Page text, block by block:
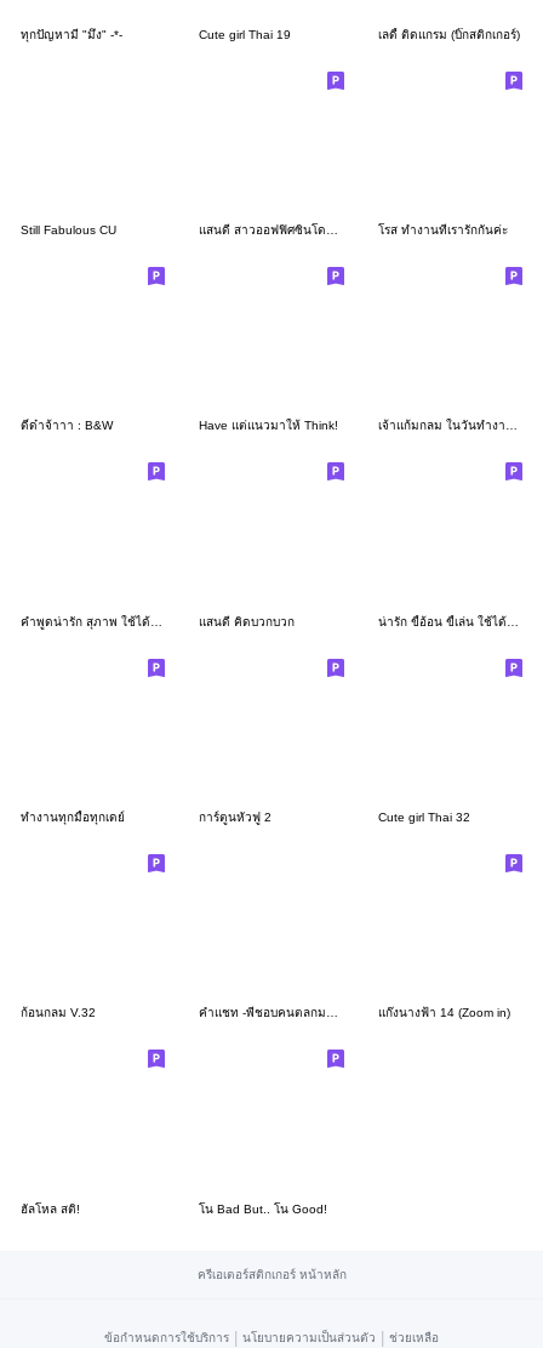
ทุกปัญหามี "มึง" -*- Cute girl Thai 19 เลดี้ ติดแกรม (บิ๊กสติกเกอร์)
Still Fabulous CU โรส ทำงานที่เรารักกันค่ะ
ดี๋ด๋าจ้าาา : B&W Have แต่แนวมาให้ Think! เจ้าแก้มกลม ในวันทำงาน (ชุด 5)
แสนดี คิดบวกบวก น่ารัก ขี้อ้อน ขี้เล่น ใช้ได้ทุกวัน
ทำงานทุกมื้อทุกเดย์ การ์ตูนหัวฟู 2 Cute girl Thai 32
ก้อนกลม V.32 คำแชท -พี่ชอบคนตลกมะ (มินิ) แก๊งนางฟ้า 14 (Zoom in)
ฮัลโหล สติ! โน Bad But.. โน Good!
ครีเอเตอร์สติกเกอร์ หน้าหลัก
ข้อกำหนดการใช้บริการ | นโยบายความเป็นส่วนตัว | ช่วยเหลือ